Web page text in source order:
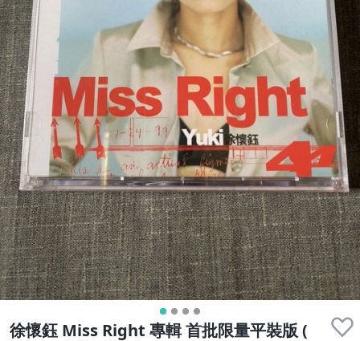
徐懷鈺 Miss Right 專輯 首批限量平裝版 (